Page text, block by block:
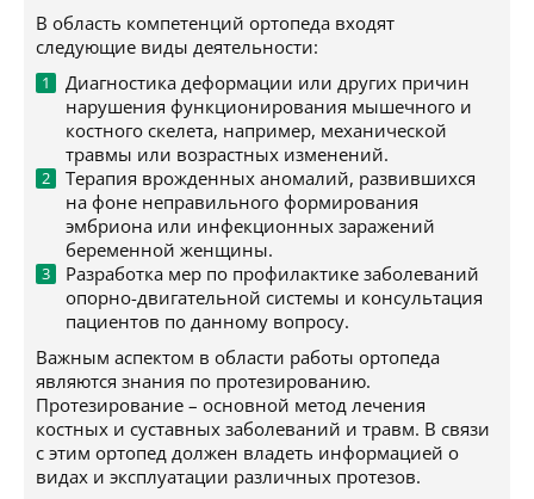
В область компетенций ортопеда входят
следующие виды деятельности:
Диагностика деформации или других причин
нарушения функционирования мышечного и
костного скелета, например, механической
травмы или возрастных изменений.
Терапия врожденных аномалий, развившихся
на фоне неправильного формирования
эмбриона или инфекционных заражений
беременной женщины.
Разработка мер по профилактике заболеваний
опорно-двигательной системы и консультация
пациентов по данному вопросу.
Важным аспектом в области работы ортопеда
являются знания по протезированию.
Протезирование – основной метод лечения
костных и суставных заболеваний и травм. В связи
с этим ортопед должен владеть информацией о
видах и эксплуатации различных протезов.